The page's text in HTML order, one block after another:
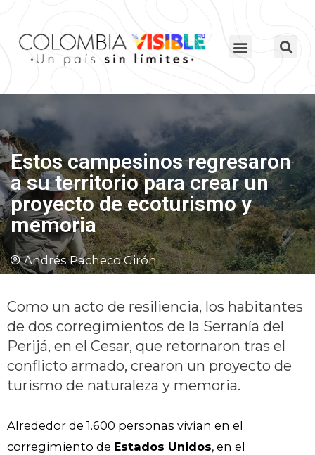
Estos campesinos regresaron
a su territorio para crear un
proyecto de ecoturismo y
memoria
Andrés Pacheco Girón
Como un acto de resiliencia, los habitantes
de dos corregimientos de la Serranía del
Perijá, en el Cesar, que retornaron tras el
conflicto armado, crearon un proyecto de
turismo de naturaleza y memoria.
Alrededor de 1.600 personas vivían en el
corregimiento de Estados Unidos, en el